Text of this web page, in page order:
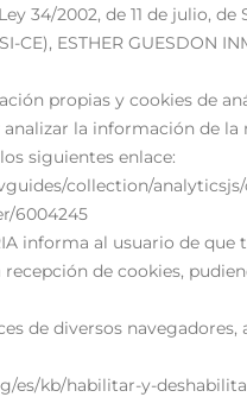
34/2002, de 11 de julio, de
ESTHER GUESDON
propias y cookies de
la información de la
siguientes enlace:
collection/
6004245
informa al usuario de
de cookies,
de diversos navegadores,
es/kb/habilitar-y-